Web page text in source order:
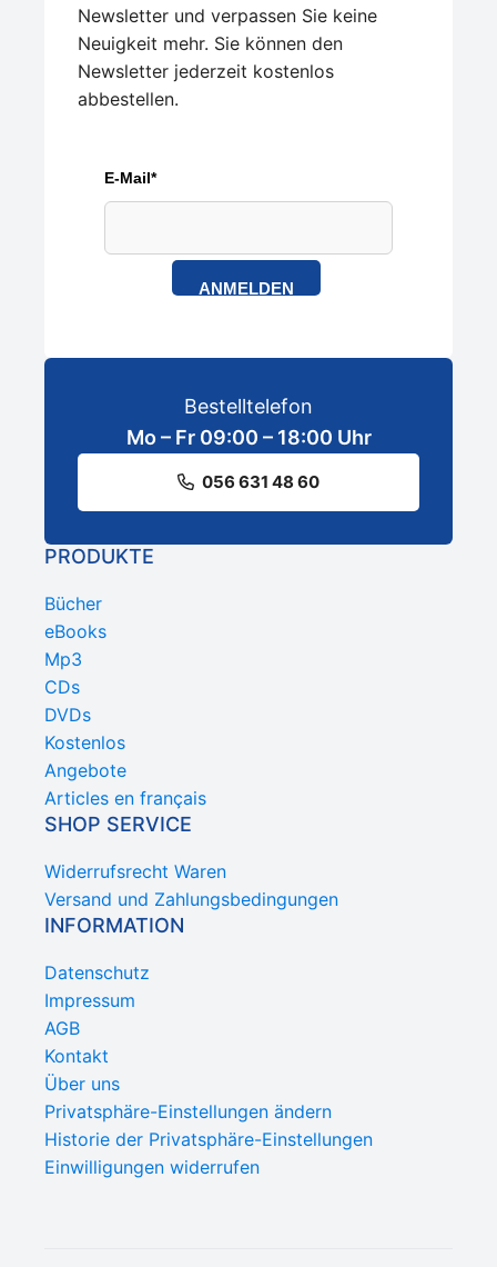
Newsletter und verpassen Sie keine
Neuigkeit mehr. Sie können den
Newsletter jederzeit kostenlos
abbestellen.
E-Mail*
ANMELDEN
Bestelltelefon
Mo – Fr 09:00 – 18:00 Uhr
056 631 48 60
PRODUKTE
Bücher
eBooks
Mp3
CDs
DVDs
Kostenlos
Angebote
Articles en français
SHOP SERVICE
Widerrufsrecht Waren
Versand und Zahlungsbedingungen
INFORMATION
Datenschutz
Impressum
AGB
Kontakt
Über uns
Privatsphäre-Einstellungen ändern
Historie der Privatsphäre-Einstellungen
Einwilligungen widerrufen